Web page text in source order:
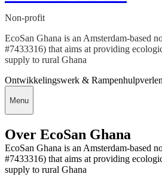
Non-profit
EcoSan Ghana is an Amsterdam-based
#7433316) that aims at providing
supply to rural Ghana
Ontwikkelingswerk &
Menu
Over EcoSan Ghana
EcoSan Ghana is an Amsterdam-based
#7433316) that aims at providing
supply to rural Ghana